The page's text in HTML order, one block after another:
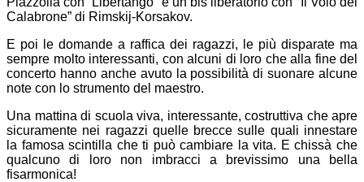
Calabrone” di Rimskij-Korsakov.
E poi le domande a raffica dei ragazzi, le più disparate ma
sempre molto interessanti, con alcuni di loro che alla fine del
concerto hanno anche avuto la possibilità di suonare alcune
note con lo strumento del maestro.
Una mattina di scuola viva, interessante, costruttiva che apre
sicuramente nei ragazzi quelle brecce sulle quali innestare
la famosa scintilla che ti può cambiare la vita. E chissà che
qualcuno di loro non imbracci a brevissimo una bella
fisarmonica!